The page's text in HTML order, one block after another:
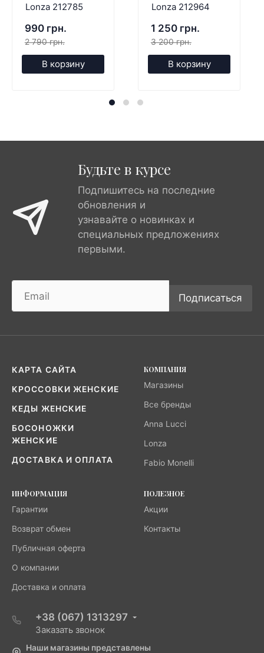
Lonza 212785
990 грн.
2 790 грн.
В корзину
Lonza 212964
1 250 грн.
3 200 грн.
В корзину
Будьте в курсе
Подпишитесь на последние
обновления и
узнавайте о новинках и
специальных предложениях
первыми.
Подписаться
КАРТА САЙТА
КРОССОВКИ ЖЕНСКИЕ
КЕДЫ ЖЕНСКИЕ
БОСОНОЖКИ
ЖЕНСКИЕ
ДОСТАВКА И ОПЛАТА
КОМПАНИЯ
Магазины
Все бренды
Anna Lucci
Lonza
Fabio Monelli
ИНФОРМАЦИЯ
Гарантии
Возврат обмен
Публичная оферта
О компании
Доставка и оплата
ПОЛЕЗНОЕ
Акции
Контакты
+38 (067) 1313297
Заказать звонок
Наши магазины представлены